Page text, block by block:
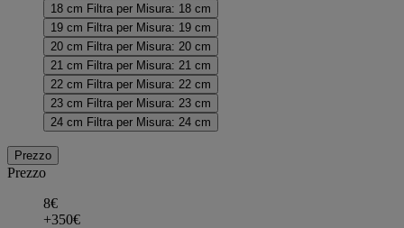
18 cm Filtra per Misura: 18 cm
19 cm Filtra per Misura: 19 cm
20 cm Filtra per Misura: 20 cm
21 cm Filtra per Misura: 21 cm
22 cm Filtra per Misura: 22 cm
23 cm Filtra per Misura: 23 cm
24 cm Filtra per Misura: 24 cm
Prezzo
Prezzo
8€
+350€